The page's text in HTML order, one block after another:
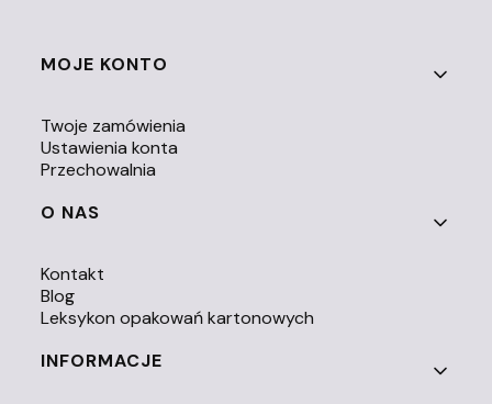
Linki w stopce
MOJE KONTO
Twoje zamówienia
Ustawienia konta
Przechowalnia
O NAS
Kontakt
Blog
Leksykon opakowań kartonowych
INFORMACJE